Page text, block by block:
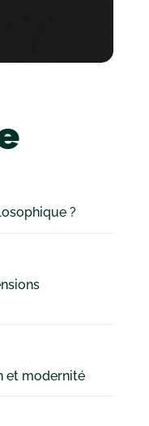
?
et modernité